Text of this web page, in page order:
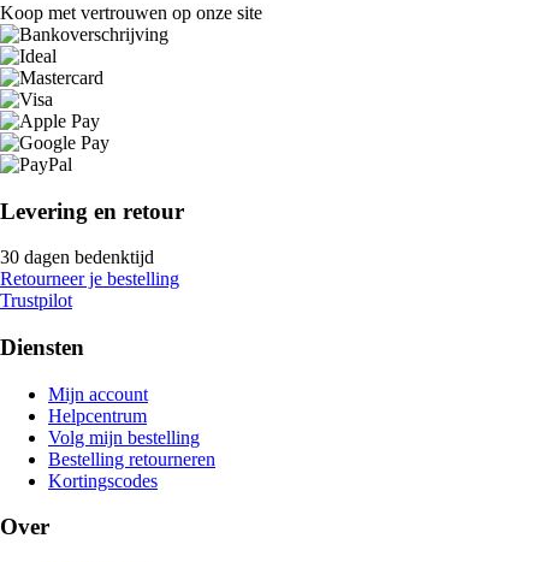
Koop met vertrouwen op onze site
Levering en retour
30 dagen bedenktijd
Retourneer je bestelling
Trustpilot
Diensten
Mijn account
Helpcentrum
Volg mijn bestelling
Bestelling retourneren
Kortingscodes
Over